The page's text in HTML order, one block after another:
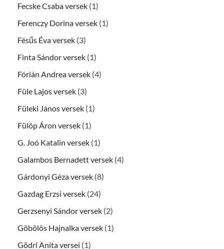
Fecske Csaba versek (1)
Ferenczy Dorina versek (1)
Fésűs Éva versek (3)
Finta Sándor versek (1)
Fórián Andrea versek (4)
Füle Lajos versek (3)
Füleki János versek (1)
Fülöp Áron versek (1)
G. Joó Katalin versek (1)
Galambos Bernadett versek (4)
Gárdonyi Géza versek (8)
Gazdag Erzsi versek (24)
Gerzsenyi Sándor versek (2)
Göbölös Hajnalka versek (1)
Gödri Anita versei (1)